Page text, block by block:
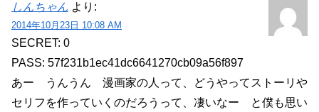
しんちゃん より:
2014年10月23日 10:08 AM
SECRET: 0
PASS: 57f231b1ec41dc6641270cb09a56f897
あー うんうん 漫画家の人って、どうやってストーリや
セリフを作っていくのだろうって、凄いなー と僕も思い